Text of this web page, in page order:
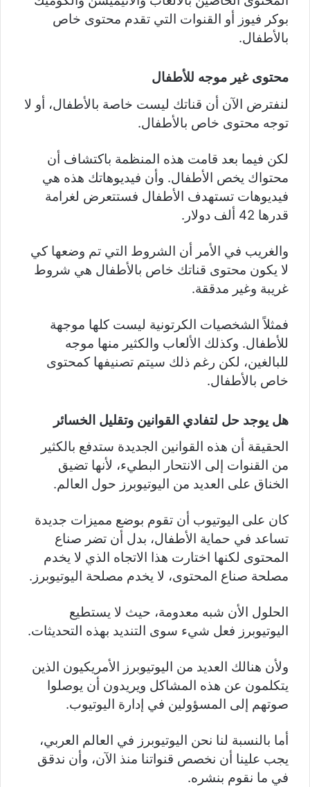
بوكر فيوز أو القنوات التي تقدم محتوى خاص
بالأطفال.
محتوى غير موجه للأطفال
لنفترض الآن أن قناتك ليست خاصة بالأطفال، أو لا
توجه محتوى خاص بالأطفال.
لكن فيما بعد قامت هذه المنظمة باكتشاف أن
محتواك يخص الأطفال. وأن فيديوهاتك هذه هي
فيديوهات تستهدف الأطفال فستتعرض لغرامة
قدرها 42 ألف دولار.
والغريب في الأمر أن الشروط التي تم وضعها كي
لا يكون محتوى قناتك خاص بالأطفال هي شروط
غريبة وغير مدققة.
فمثلاً الشخصيات الكرتونية ليست كلها موجهة
للأطفال. وكذلك الألعاب والكثير منها موجه
للبالغين، لكن رغم ذلك سيتم تصنيفها كمحتوى
خاص بالأطفال.
هل يوجد حل لتفادي القوانين وتقليل الخسائر
الحقيقة أن هذه القوانين الجديدة ستدفع بالكثير
من القنوات إلى الانتحار البطيء، لأنها تضيق
الخناق على العديد من اليوتيوبرز حول العالم.
كان على اليوتيوب أن تقوم بوضع مميزات جديدة
تساعد في حماية الأطفال، بدل أن تضر صناع
المحتوى لكنها اختارت هذا الاتجاه الذي لا يخدم
مصلحة صناع المحتوى، لا يخدم مصلحة اليوتيوبرز.
الحلول الأن شبه معدومة، حيث لا يستطيع
اليوتيوبرز فعل شيء سوى التنديد بهذه التحديثات.
ولأن هنالك العديد من اليوتيوبرز الأمريكيون الذين
يتكلمون عن هذه المشاكل ويريدون أن يوصلوا
صوتهم إلى المسؤولين في إدارة اليوتيوب.
أما بالنسبة لنا نحن اليوتيوبرز في العالم العربي،
يجب علينا أن نخصص قنواتنا منذ الآن، وأن ندقق
في ما نقوم بنشره.